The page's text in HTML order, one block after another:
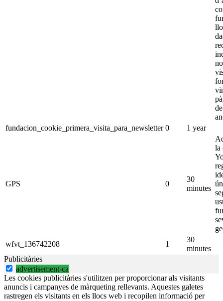
fundacion_cookie_primera_visita_para_newsletter 0 1 year
GPS 0
30
minutes
la
wfvt_136742208
1
30
minutes
Publicitàries
advertisement-ca
Les cookies publicitàries s'utilitzen per proporcionar als visitants
anuncis i campanyes de màrqueting rellevants. Aquestes galetes
rastregen els visitants en els llocs web i recopilen informació per